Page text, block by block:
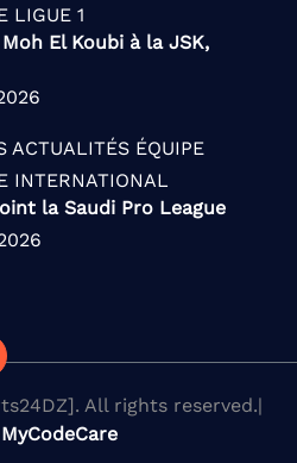
LIGUE 1
El Koubi à la JSK,
ACTUALITÉS ÉQUIPE
INTERNATIONAL
la Saudi Pro League
All rights reserved.|
MyCodeCare